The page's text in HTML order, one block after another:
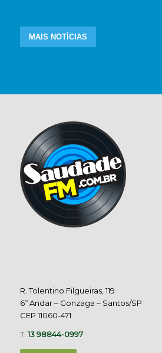
MAIS NOTÍCIAS
R. Tolentino Filgueiras, 119
6º Andar – Gonzaga – Santos/SP
CEP 11060-471
T.13 98844-0997